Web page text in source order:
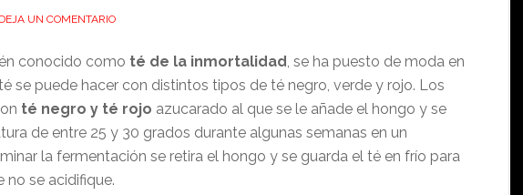
DEJA UN COMENTARIO
conocido como té de la inmortalidad, se ha puesto de moda en
se puede hacer con distintos tipos de té negro, verde y rojo. Los
té negro y té rojo azucarado al que se le añade el hongo y se
de entre 25 y 30 grados durante algunas semanas en un
la fermentación se retira el hongo y se guarda el té en frío para
no se acidifique.